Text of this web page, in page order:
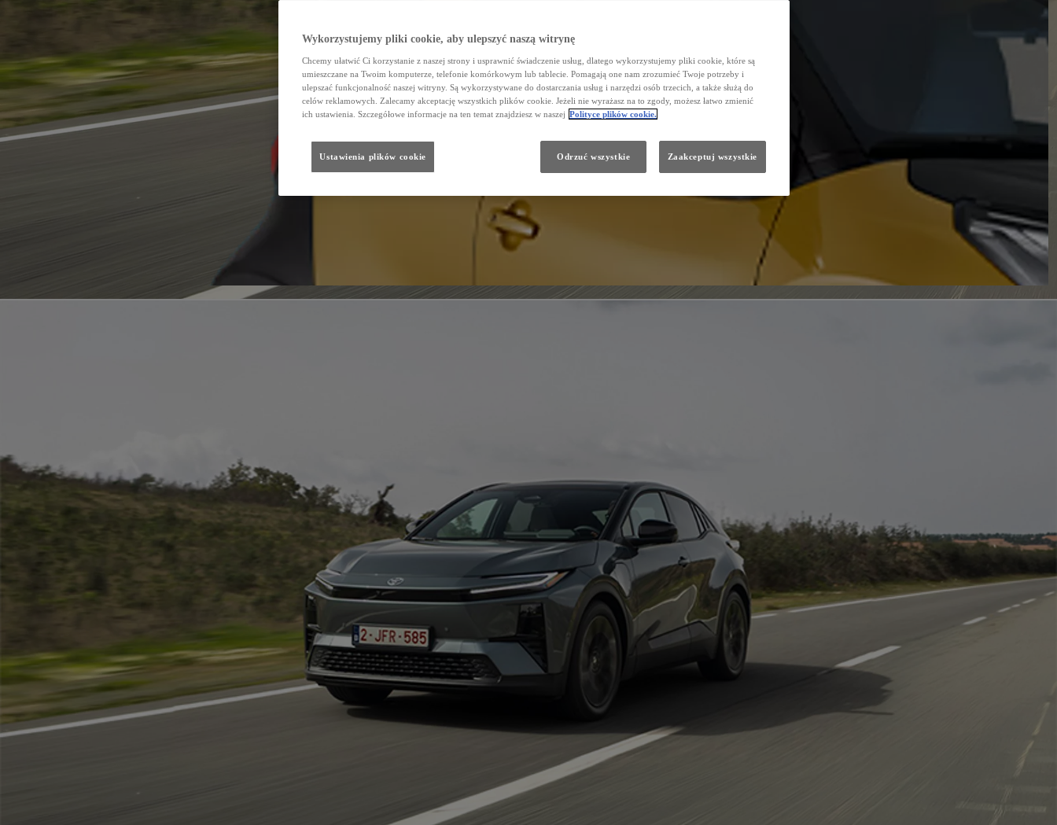
Wykorzystujemy pliki cookie, aby ulepszyć naszą witrynę
Chcemy ułatwić Ci korzystanie z naszej strony i usprawnić świadczenie usług, dlatego wykorzystujemy pliki cookie, które są
umieszczane na Twoim komputerze, telefonie komórkowym lub tablecie. Pomagają one nam zrozumieć Twoje potrzeby i
ulepszać funkcjonalność naszej witryny. Są wykorzystywane do dostarczania usług i narzędzi osób trzecich, a także służą do
celów reklamowych. Zalecamy akceptację wszystkich plików cookie. Jeżeli nie wyrażasz na to zgody, możesz łatwo zmienić
ich ustawienia. Szczegółowe informacje na ten temat znajdziesz w naszej Polityce plików cookie.
Odrzuć wszystkie Zaakceptuj wszystkie
Ustawienia plików cookie